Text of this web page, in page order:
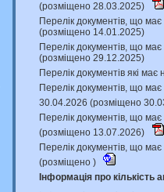
(розміщено 28.03.2025)
Перелік документів, що
(розміщено 14.01.2025)
Перелік документів, що
(розміщено 29.12.2025)
Перелік документів які
Перелік документів, що
30.04.2026 (розміщено
Перелік документів, що
(розміщено 13.07.2026)
Перелік документів, що
(розміщено )
Інформація про